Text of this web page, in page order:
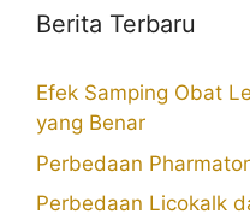
Berita Terbaru
Efek Samping Obat
yang Benar
Perbedaan
Perbedaan Licokalk